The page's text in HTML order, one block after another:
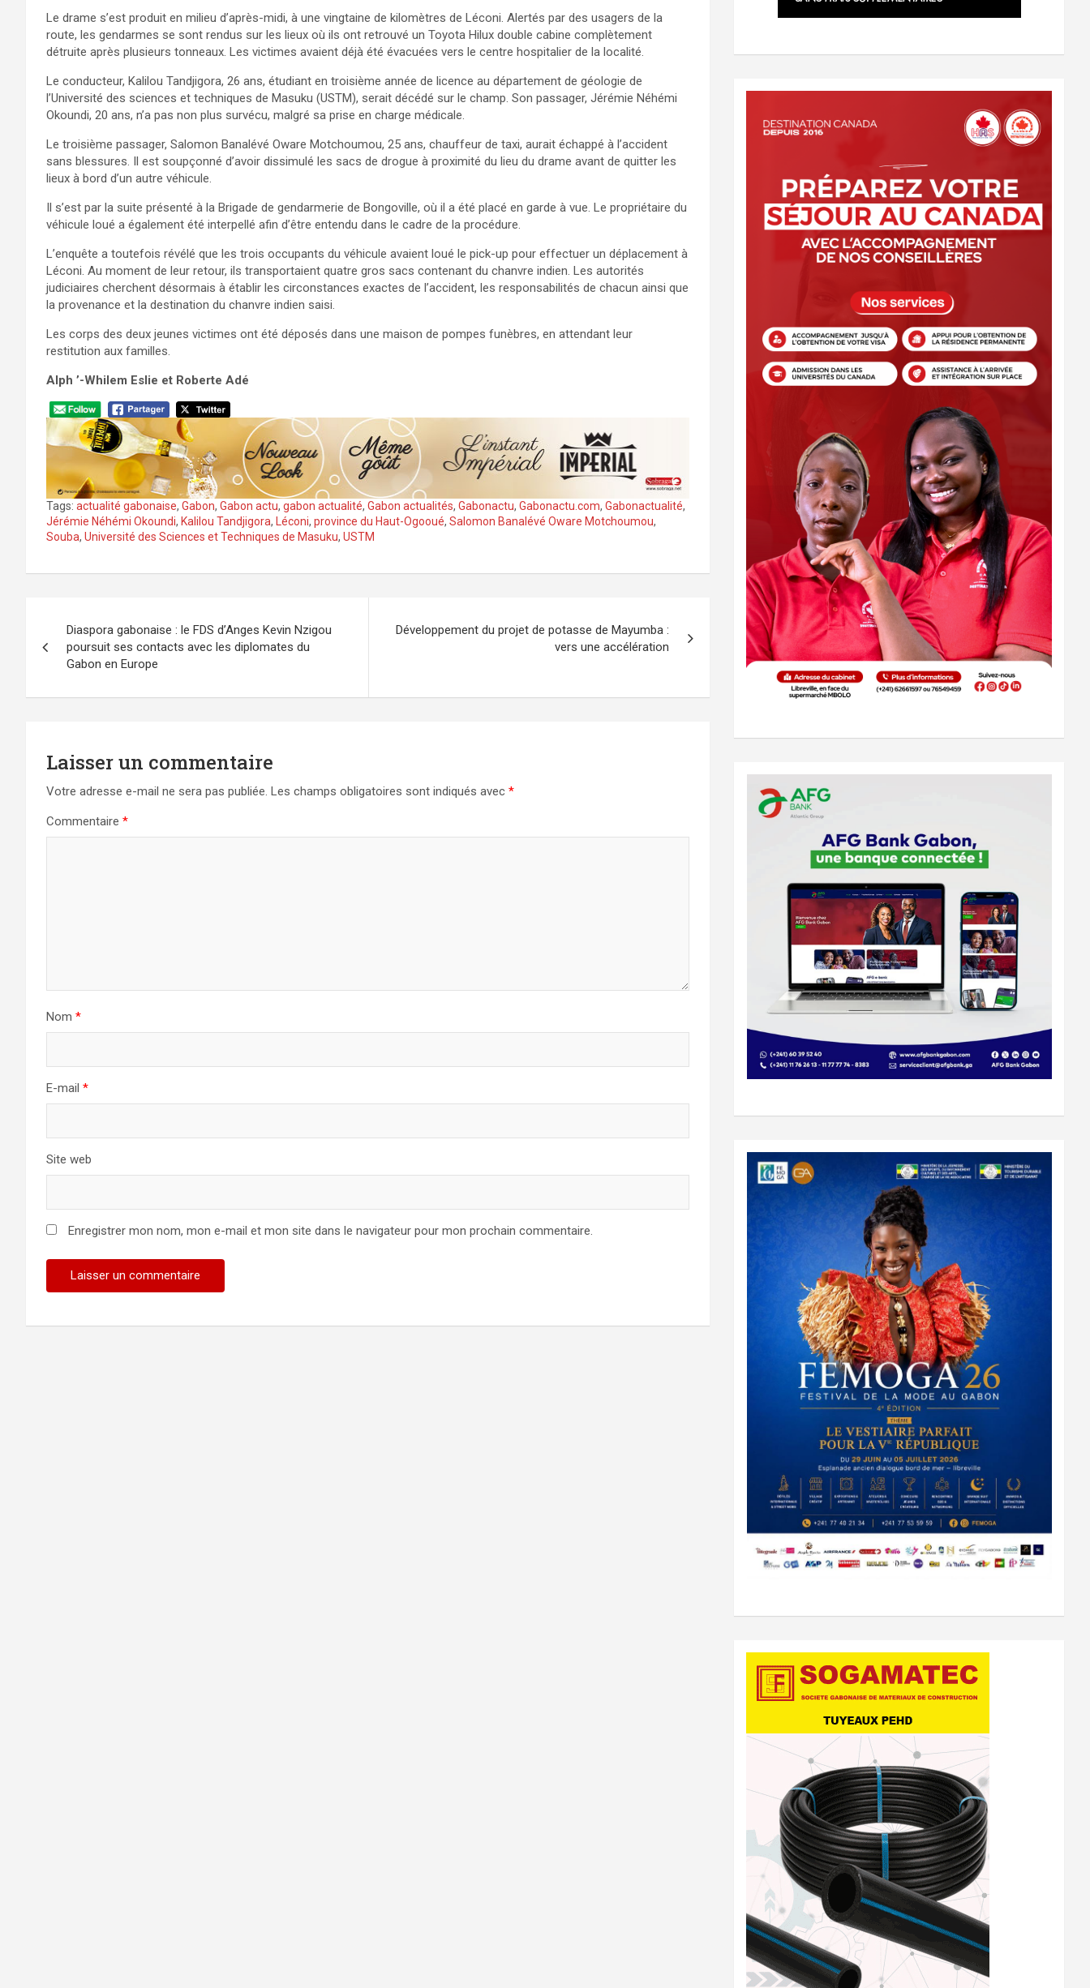
Le drame s’est produit en milieu d’après-midi, à une vingtaine de kilomètres de Léconi. Alertés par des usagers de la
route, les gendarmes se sont rendus sur les lieux où ils ont retrouvé un Toyota Hilux double cabine complètement
détruite après plusieurs tonneaux. Les victimes avaient déjà été évacuées vers le centre hospitalier de la localité.
Le conducteur, Kalilou Tandjigora, 26 ans, étudiant en troisième année de licence au département de géologie de
l’Université des sciences et techniques de Masuku (USTM), serait décédé sur le champ. Son passager, Jérémie Néhémi
Okoundi, 20 ans, n’a pas non plus survécu, malgré sa prise en charge médicale.
Le troisième passager, Salomon Banalévé Oware Motchoumou, 25 ans, chauffeur de taxi, aurait échappé à l’accident
sans blessures. Il est soupçonné d’avoir dissimulé les sacs de drogue à proximité du lieu du drame avant de quitter les
lieux à bord d’un autre véhicule.
Il s’est par la suite présenté à la Brigade de gendarmerie de Bongoville, où il a été placé en garde à vue. Le propriétaire du
véhicule loué a également été interpellé afin d’être entendu dans le cadre de la procédure.
L’enquête a toutefois révélé que les trois occupants du véhicule avaient loué le pick-up pour effectuer un déplacement à
Léconi. Au moment de leur retour, ils transportaient quatre gros sacs contenant du chanvre indien. Les autorités
judiciaires cherchent désormais à établir les circonstances exactes de l’accident, les responsabilités de chacun ainsi que
la provenance et la destination du chanvre indien saisi.
Les corps des deux jeunes victimes ont été déposés dans une maison de pompes funèbres, en attendant leur
restitution aux familles.
Alph ’-Whilem Eslie et Roberte Adé
Tags: actualité gabonaise, Gabon, Gabon actu, gabon actualité, Gabon actualités, Gabonactu, Gabonactu.com, Gabonactualité,
Jérémie Néhémi Okoundi, Kalilou Tandjigora, Léconi, province du Haut-Ogooué, Salomon Banalévé Oware Motchoumou,
Souba, Université des Sciences et Techniques de Masuku, USTM
de
l’article
Diaspora gabonaise : le FDS d’Anges Kevin Nzigou
poursuit ses contacts avec les diplomates du
Gabon en Europe
Développement du projet de potasse de Mayumba :
vers une accélération
Laisser un commentaire
Votre adresse e-mail ne sera pas publiée. Les champs obligatoires sont indiqués avec *
Commentaire *
Nom *
E-mail *
Site web
Enregistrer mon nom, mon e-mail et mon site dans le navigateur pour mon prochain commentaire.